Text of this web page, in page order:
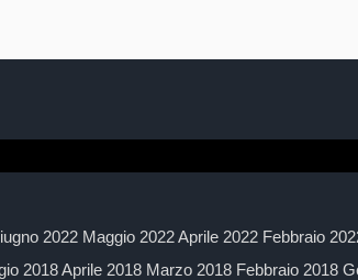
2022 Maggio 2022 Aprile 2022 Febbraio
2018 Aprile 2018 Marzo 2018 Febbraio 2018